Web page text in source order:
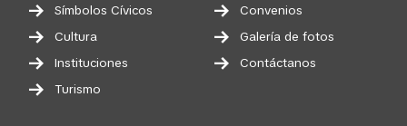
Símbolos Cívicos
Cultura
Instituciones
Turismo
Convenios
Galería de fotos
Contáctanos